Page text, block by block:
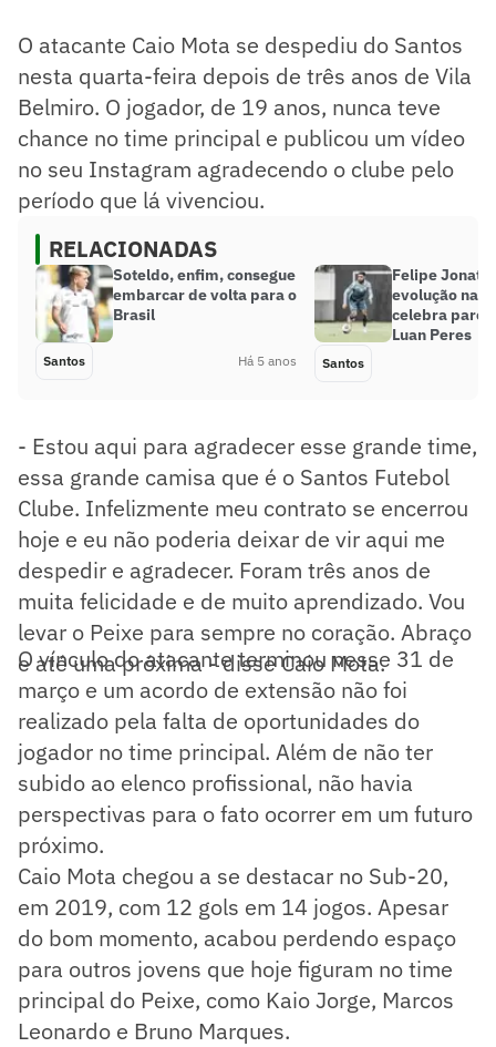
O atacante Caio Mota se despediu do Santos
nesta quarta-feira depois de três anos de Vila
Belmiro. O jogador, de 19 anos, nunca teve
chance no time principal e publicou um vídeo
no seu Instagram agradecendo o clube pelo
período que lá vivenciou.
RELACIONADAS
Soteldo, enfim, consegue
embarcar de volta para o
Brasil
Santos Há 5 anos
Felipe
evolução na
celebra
Luan Peres
Santos
- Estou aqui para agradecer esse grande time,
essa grande camisa que é o Santos Futebol
Clube. Infelizmente meu contrato se encerrou
hoje e eu não poderia deixar de vir aqui me
despedir e agradecer. Foram três anos de
muita felicidade e de muito aprendizado. Vou
levar o Peixe para sempre no coração. Abraço
e até uma próxima - disse Caio Mota.
O vínculo do atacante terminou nesse 31 de
março e um acordo de extensão não foi
realizado pela falta de oportunidades do
jogador no time principal. Além de não ter
subido ao elenco profissional, não havia
perspectivas para o fato ocorrer em um futuro
próximo.
Caio Mota chegou a se destacar no Sub-20,
em 2019, com 12 gols em 14 jogos. Apesar
do bom momento, acabou perdendo espaço
para outros jovens que hoje figuram no time
principal do Peixe, como Kaio Jorge, Marcos
Leonardo e Bruno Marques.